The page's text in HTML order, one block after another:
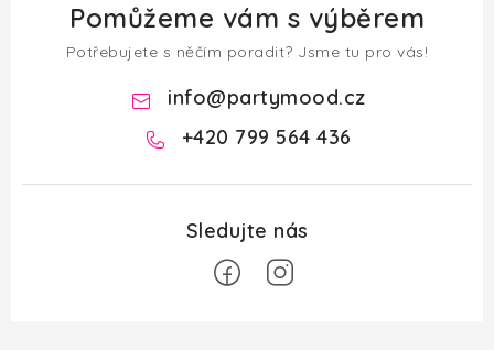
Pomůžeme vám s výběrem
Potřebujete s něčím poradit? Jsme tu pro vás!
info@partymood.cz
+420 799 564 436